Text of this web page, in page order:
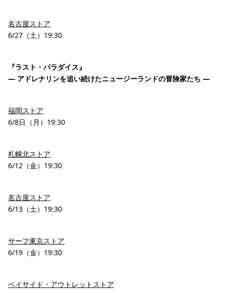
名古屋ストア
6/27（土）19:30
『ラスト・パラダイス』
― アドレナリンを追い続けたニュージーランドの冒険家たち ―
福岡ストア
6/8日（月）19:30
札幌北ストア
6/12（金）19:30
名古屋ストア
6/13（土）19:30
サーフ東京ストア
6/19（金）19:30
ベイサイド・アウトレットストア